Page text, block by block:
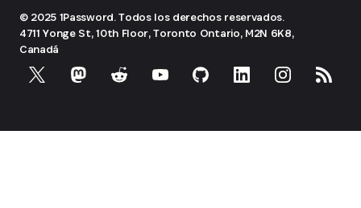
© 2025 1Password. Todos los derechos reservados.
4711 Yonge St, 10th Floor, Toronto Ontario, M2N 6K8,
Canadá